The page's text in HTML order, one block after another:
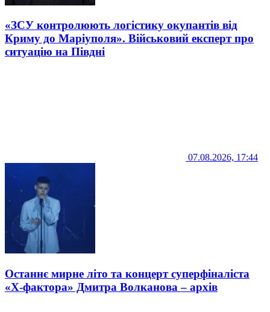
«ЗСУ контролюють логістику окупантів від
Криму до Маріуполя». Військовий експерт про
ситуацію на Півдні
07.08.2026, 17:44
Останнє мирне літо та концерт суперфіналіста
«Х-фактора» Дмитра Волканова – архів